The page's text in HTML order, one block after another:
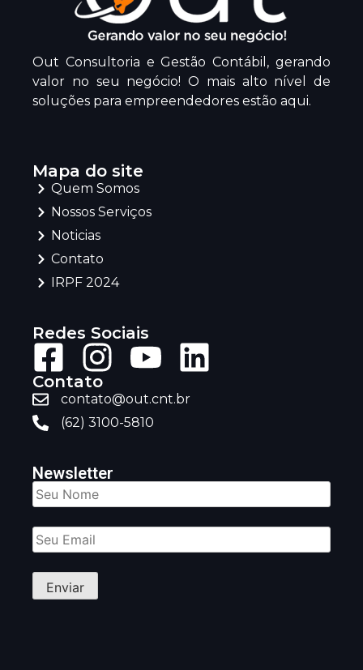
Out Consultoria e Gestão Contábil, gerando
valor no seu negócio! O mais alto nível de
soluções para empreendedores estão aqui.
Mapa do site
Quem Somos
Nossos Serviços
Noticias
Contato
IRPF 2024
Redes Sociais
Contato
contato@out.cnt.br
(62) 3100-5810
Newsletter